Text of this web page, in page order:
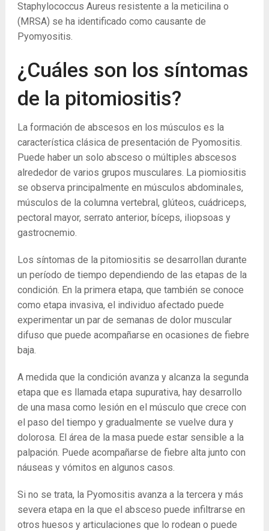
Staphylococcus Aureus resistente a la meticilina o
(MRSA) se ha identificado como causante de
Pyomyositis.
¿Cuáles son los síntomas
de la pitomiositis?
La formación de abscesos en los músculos es la
característica clásica de presentación de Pyomositis.
Puede haber un solo absceso o múltiples abscesos
alrededor de varios grupos musculares. La piomiositis
se observa principalmente en músculos abdominales,
músculos de la columna vertebral, glúteos, cuádriceps,
pectoral mayor, serrato anterior, bíceps, iliopsoas y
gastrocnemio.
Los síntomas de la pitomiositis se desarrollan durante
un período de tiempo dependiendo de las etapas de la
condición. En la primera etapa, que también se conoce
como etapa invasiva, el individuo afectado puede
experimentar un par de semanas de dolor muscular
difuso que puede acompañarse en ocasiones de fiebre
baja.
A medida que la condición avanza y alcanza la segunda
etapa que es llamada etapa supurativa, hay desarrollo
de una masa como lesión en el músculo que crece con
el paso del tiempo y gradualmente se vuelve dura y
dolorosa. El área de la masa puede estar sensible a la
palpación. Puede acompañarse de fiebre alta junto con
náuseas y vómitos en algunos casos.
Si no se trata, la Pyomositis avanza a la tercera y más
severa etapa en la que el absceso puede infiltrarse en
otros huesos y articulaciones que lo rodean o puede